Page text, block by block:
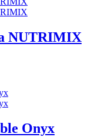
NUTRIMIX
Onyx